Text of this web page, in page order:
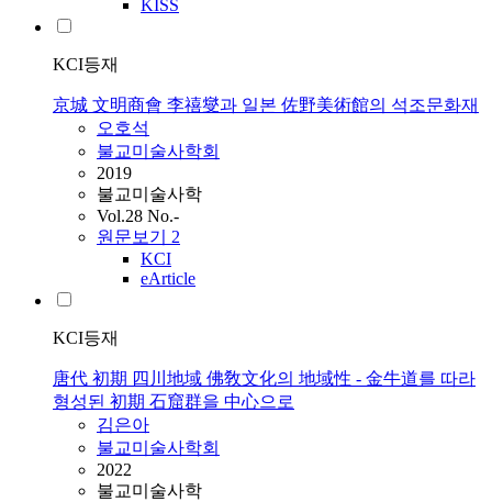
KISS
KCI등재
京城 文明商會 李禧燮과 일본 佐野美術館의 석조문화재
오호석
불교미술사학회
2019
불교미술사학
Vol.28 No.-
원문보기 2
KCI
eArticle
KCI등재
唐代 初期 四川地域 佛敎文化의 地域性 - 金牛道를 따라
형성된 初期 石窟群을 中心으로
김은아
불교미술사학회
2022
불교미술사학